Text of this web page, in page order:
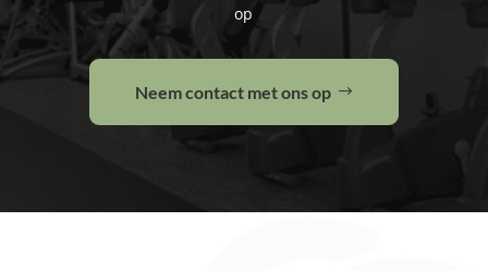
op
Neem contact met ons op